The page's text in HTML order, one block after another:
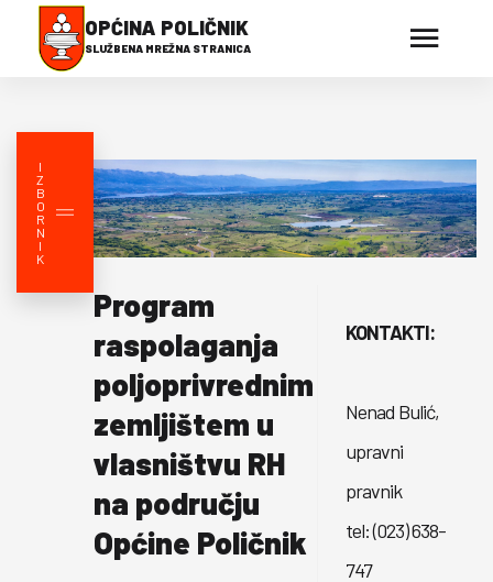
OPĆINA POLIČNIK
SLUŽBENA MREŽNA STRANICA
I
Z
B
O
R
N
I
K
Program
raspolaganja
poljoprivrednim
zemljištem u
vlasništvu RH
na području
Općine Poličnik
KONTAKTI:
Nenad Bulić,
upravni
pravnik
tel: (023) 638-
747